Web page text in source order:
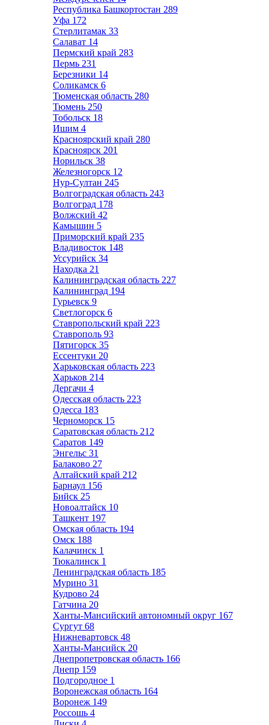
Республика Башкортостан 289
Уфа 172
Стерлитамак 33
Салават 14
Пермский край 283
Пермь 231
Березники 14
Соликамск 6
Тюменская область 280
Тюмень 250
Тобольск 18
Ишим 4
Красноярский край 280
Красноярск 201
Норильск 38
Железногорск 12
Нур-Султан 245
Волгоградская область 243
Волгоград 178
Волжский 42
Камышин 5
Приморский край 235
Владивосток 148
Уссурийск 34
Находка 21
Калининградская область 227
Калининград 194
Гурьевск 9
Светлогорск 6
Ставропольский край 223
Ставрополь 93
Пятигорск 35
Ессентуки 20
Харьковская область 223
Харьков 214
Дергачи 4
Одесская область 223
Одесса 183
Черноморск 15
Саратовская область 212
Саратов 149
Энгельс 31
Балаково 27
Алтайский край 212
Барнаул 156
Бийск 25
Новоалтайск 10
Ташкент 197
Омская область 194
Омск 188
Калачинск 1
Тюкалинск 1
Ленинградская область 185
Мурино 31
Кудрово 24
Гатчина 20
Ханты-Мансийский автономный округ 167
Сургут 68
Нижневартовск 48
Ханты-Мансийск 20
Днепропетровская область 166
Днепр 159
Подгородное 1
Воронежская область 164
Воронеж 149
Россошь 4